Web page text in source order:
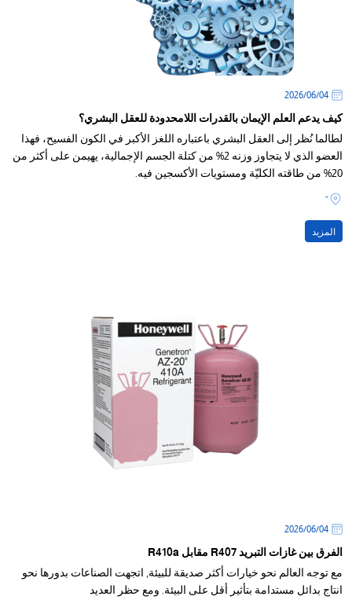
04‏/06‏/2026
كيف يدعم العلم الإيمان بالقدرات اللامحدودة للعقل البشري؟
لطالما نُظر إلى العقل البشري باعتباره اللغز الأكبر في الكون الفسيح، فهذا
العضو الذي لا يتجاوز وزنه 2% من كتلة الجسم الإجمالية، يهيمن على أكثر من
20% من طاقته الكليّة ومستويات الأكسجين فيه.
-
المزيد
04‏/06‏/2026
الفرق بين غازات التبريد R407 مقابل R410a
مع توجه العالم نحو خيارات أكثر صديقة للبيئة, اتجهت الصناعات بدورها نحو
انتاج بدائل مستدامة بتأثير أقل على البيئة. ومع حظر العديد